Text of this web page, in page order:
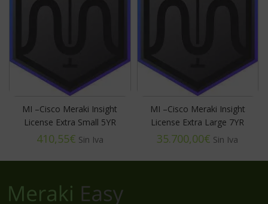
MI –Cisco Meraki Insight
License Extra Small 5YR
€
MI –Cisco Meraki Insight
License Extra Large 7YR
€